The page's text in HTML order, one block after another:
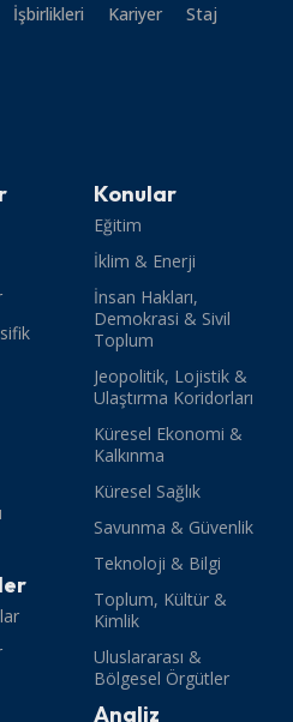
İşbirlikleri Kariyer
Staj
Konular
Eğitim
İklim & Enerji
İnsan Hakları,
Demokrasi & Sivil
Toplum
Jeopolitik, Lojistik &
Ulaştırma Koridorları
Küresel Ekonomi &
Kalkınma
Küresel Sağlık
Savunma & Güvenlik
Teknoloji & Bilgi
Toplum, Kültür &
Kimlik
Uluslararası &
Bölgesel Örgütler
Analiz